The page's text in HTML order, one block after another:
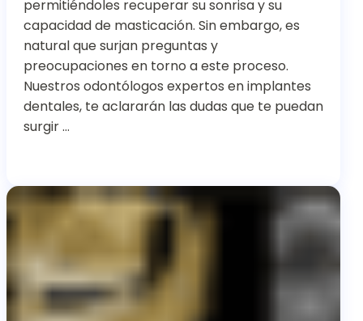
permitiéndoles recuperar su sonrisa y su
capacidad de masticación. Sin embargo, es
natural que surjan preguntas y
preocupaciones en torno a este proceso.
Nuestros odontólogos expertos en implantes
dentales, te aclararán las dudas que te puedan
surgir …